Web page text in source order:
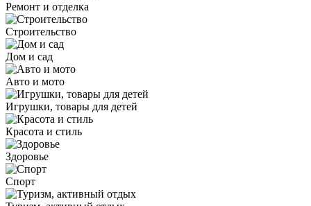
Ремонт и отделка
Строительство
Дом и сад
Авто и мото
Игрушки, товары для детей
Красота и стиль
Здоровье
Спорт